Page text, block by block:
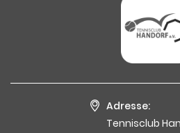
Adresse:
Tennisclub